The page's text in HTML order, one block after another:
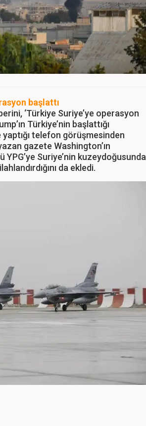
başlattı
‘Türkiye Suriye’ye operasyon
Türkiye’nin başlattığı
telefon görüşmesinden
gazete Washington’ın
Suriye’nin kuzeydoğusunda
da ekledi.